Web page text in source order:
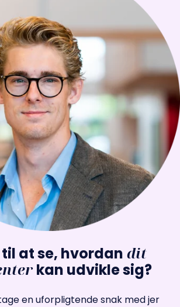
til at se, hvordan dit
kan udvikle sig?
en uforpligtende snak med jer